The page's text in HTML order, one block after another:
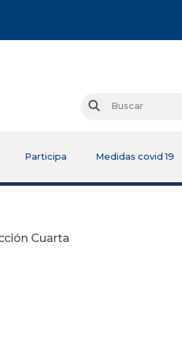
Buscar
Participa Medidas covid 19
Cuarta